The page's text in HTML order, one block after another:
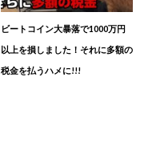
ビートコイン大暴落で1000万円
以上を損しました！それに多額の
税金を払うハメに!!!